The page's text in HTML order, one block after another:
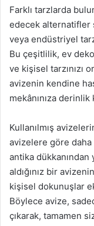
Farklı tarzlarda
edecek alternatifler
veya endüstriyel
Bu çeşitlilik, ev
ve kişisel tarzınızı
avizenin kendine
mekânınıza derinlik
Kullanılmış
avizelere göre
antika dükkanından
aldığınız bir
kişisel dokunuşlar
Böylece avize,
çıkarak, tamamen